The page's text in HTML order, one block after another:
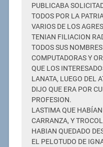
PUBLICABA
TODOS POR LA
VARIOS DE LOS
TENIAN FILIACION
TODOS SUS
COMPUTADORAS Y
QUE LOS
LANATA, LUEGO DEL
DIJO QUE ERA POR
PROFESION.
LASTIMA QUE
CARRANZA, Y
HABIAN QUEDADO
EL PELOTUDO DE